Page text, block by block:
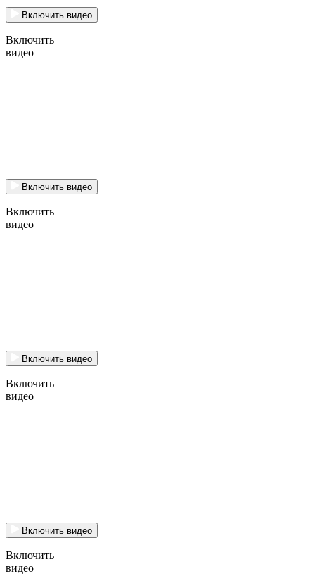
Включить видео
Включить
видео
Включить видео
Включить
видео
Включить видео
Включить
видео
Включить видео
Включить
видео